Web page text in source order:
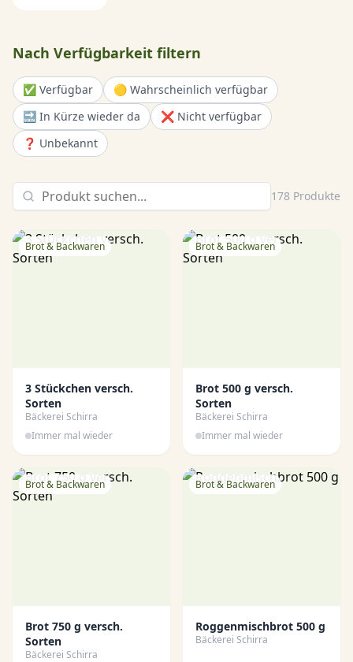
Nach Verfügbarkeit filtern
✅ Verfügbar
🟡 Wahrscheinlich verfügbar
🔜 In Kürze wieder da
❌ Nicht verfügbar
❓ Unbekannt
178 Produkte
Brot & Backwaren
3 Stückchen versch.
Sorten
Bäckerei Schirra
Immer mal wieder
Brot & Backwaren
Brot 500 g versch.
Sorten
Bäckerei Schirra
Immer mal wieder
Brot & Backwaren
Brot 750 g versch.
Sorten
Bäckerei Schirra
Brot & Backwaren
Roggenmischbrot 500 g
Bäckerei Schirra